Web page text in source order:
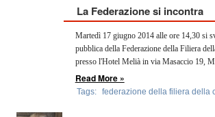
La Federazione si incontra
Martedì 17 giugno 2014 alle ore 14,30 si
pubblica della Federazione della Filiera
presso l'Hotel Melià in via Masaccio 19,
Read More »
Tags: federazione della filiera della